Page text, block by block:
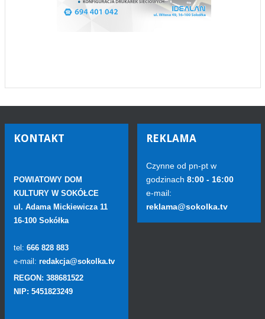
KONTAKT
POWIATOWY DOM
KULTURY W SOKÓŁCE
ul. Adama Mickiewicza 11
16-100 Sokółka
tel: 666 828 883
e-mail: redakcja@sokolka.tv
REGON: 388681522
NIP: 5451823249
REKLAMA
Czynne od pn-pt w
godzinach 8:00 - 16:00
e-mail:
reklama@sokolka.tv